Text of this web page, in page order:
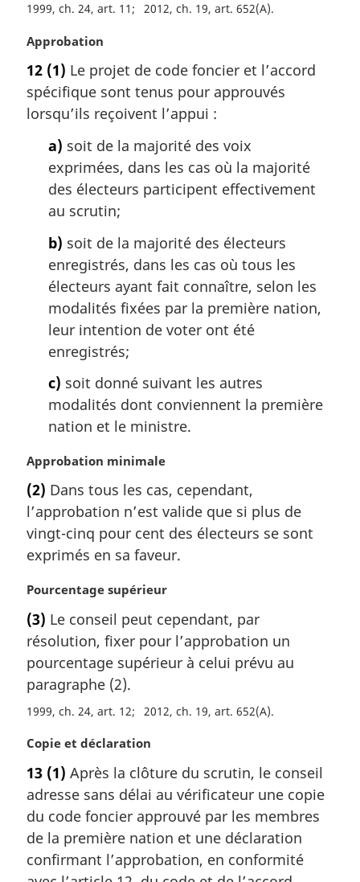
g
n
a
e
:
1999, ch. 24, art. 11 2012, ch. 19, art. 652(A)
N
t
e
m
Approbation
12 (1) Le projet de code foncier et l’accord
spécifique sont tenus pour approuvés
lorsqu’ils reçoivent l’appui :
a) soit de la majorité des voix
exprimées, dans les cas où la majorité
des électeurs participent effectivement
au scrutin;
b) soit de la majorité des électeurs
enregistrés, dans les cas où tous les
électeurs ayant fait connaître, selon les
modalités fixées par la première nation,
leur intention de voter ont été
enregistrés;
c) soit donné suivant les autres
modalités dont conviennent la première
nation et le ministre.
N
t
e
m
a
g
n
a
e
:
Approbation minimale
(2) Dans tous les cas, cependant,
l’approbation n’est valide que si plus de
vingt-cinq pour cent des électeurs se sont
exprimés en sa faveur.
N
t
e
m
r
g
n
a
l
e
:
Pourcentage supérieur
(3) Le conseil peut cependant, par
résolution, fixer pour l’approbation un
pourcentage supérieur à celui prévu au
paragraphe (2).
1999, ch. 24, art. 12 2012, ch. 19, art. 652(A)
N
t
e
m
a
g
Copie et déclaration
13 (1) Après la clôture du scrutin, le conseil
adresse sans délai au vérificateur une copie
du code foncier approuvé par les membres
de la première nation et une déclaration
confirmant l’approbation, en conformité